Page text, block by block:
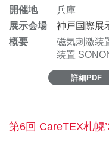
開催地
兵庫
展示会場
神戸国際展
概要
磁気刺激装
装置
詳細PDF
第6回 CareTEX札幌